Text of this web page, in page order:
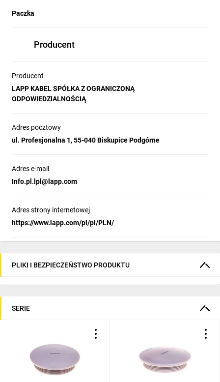
Paczka
Producent
Producent
LAPP KABEL SPÓŁKA Z OGRANICZONĄ
ODPOWIEDZIALNOŚCIĄ
Adres pocztowy
ul. Profesjonalna 1, 55-040 Biskupice Podgórne
Adres e-mail
Info.pl.lpl@lapp.com
Adres strony internetowej
https://www.lapp.com/pl/pl/PLN/
PLIKI I BEZPIECZEŃSTWO PRODUKTU
SERIE